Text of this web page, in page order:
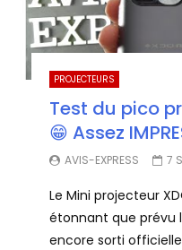
PROJECTEURS
Test du pico
😁 Assez
AVIS-EXPRESS 7
Le Mini projecteur
étonnant que prévu
encore sorti